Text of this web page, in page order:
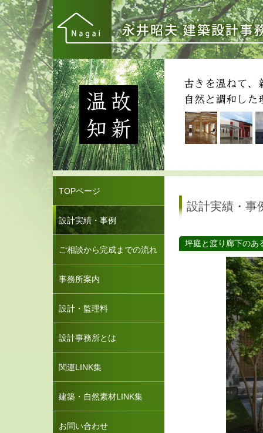
TOPページ
設計実績・事例
ご相談から完成までの流れ
事務所案内
設計・監理料
設計事務所とは
関連LINK集
建築・自然素材LINK集
お問い合わせ
設計実績・事
坪庭と渡り廊下のあ